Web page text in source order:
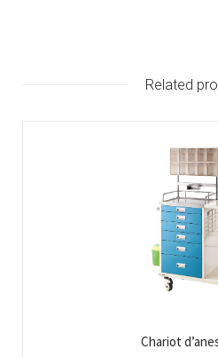
Related
Chariot